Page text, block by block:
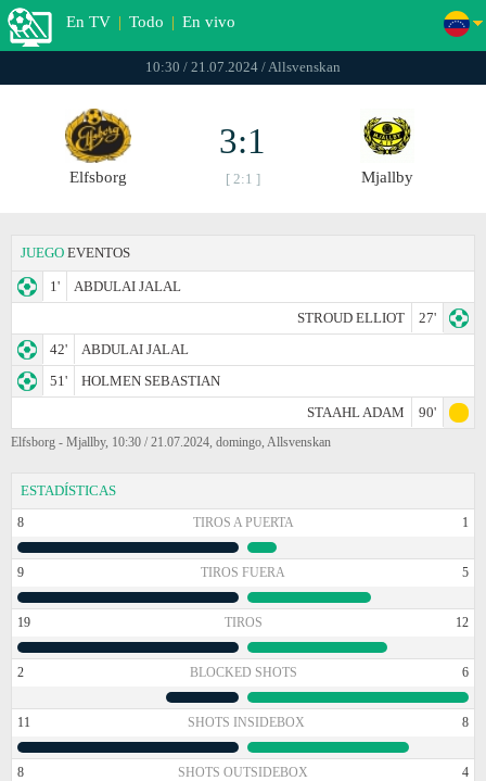
En TV | Todo | En vivo
10:30 / 21.07.2024 / Allsvenskan
Elfsborg
3:1
[ 2:1 ] Mjallby
JUEGO EVENTOS
1'
ABDULAI JALAL
STROUD ELLIOT
27'
42'
ABDULAI JALAL
51'
HOLMEN SEBASTIAN
STAAHL ADAM
90'
Elfsborg - Mjallby, 10:30 / 21.07.2024, domingo, Allsvenskan
ESTADÍSTICAS
8 TIROS A PUERTA 1
9 TIROS FUERA 5
19 TIROS 12
2 BLOCKED SHOTS 6
11 SHOTS INSIDEBOX 8
8 SHOTS OUTSIDEBOX 4